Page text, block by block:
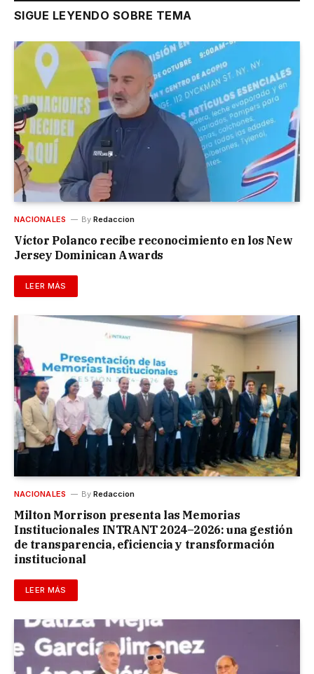
SIGUE LEYENDO SOBRE TEMA
NACIONALES By Redaccion
Víctor Polanco recibe reconocimiento en los New
Jersey Dominican Awards
LEER MÁS
NACIONALES By Redaccion
Milton Morrison presenta las Memorias
Institucionales INTRANT 2024–2026: una gestión
de transparencia, eficiencia y transformación
institucional
LEER MÁS